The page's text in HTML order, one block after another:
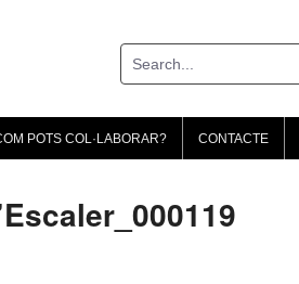
POTS COL·LABORAR? CONTACTE